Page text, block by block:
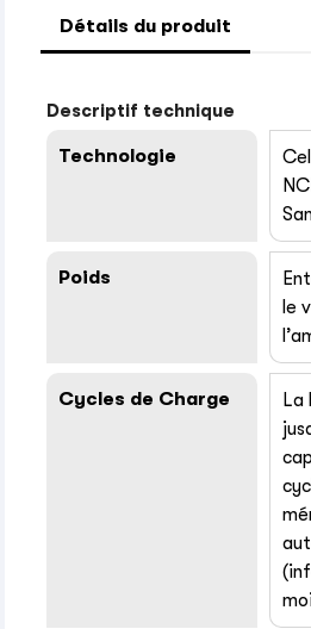
Détails du produit
Descriptif technique
Technologie
Poids
le
Cycles de Charge
La